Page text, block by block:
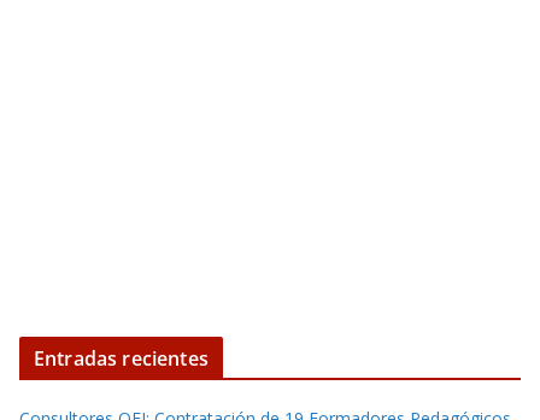
Entradas recientes